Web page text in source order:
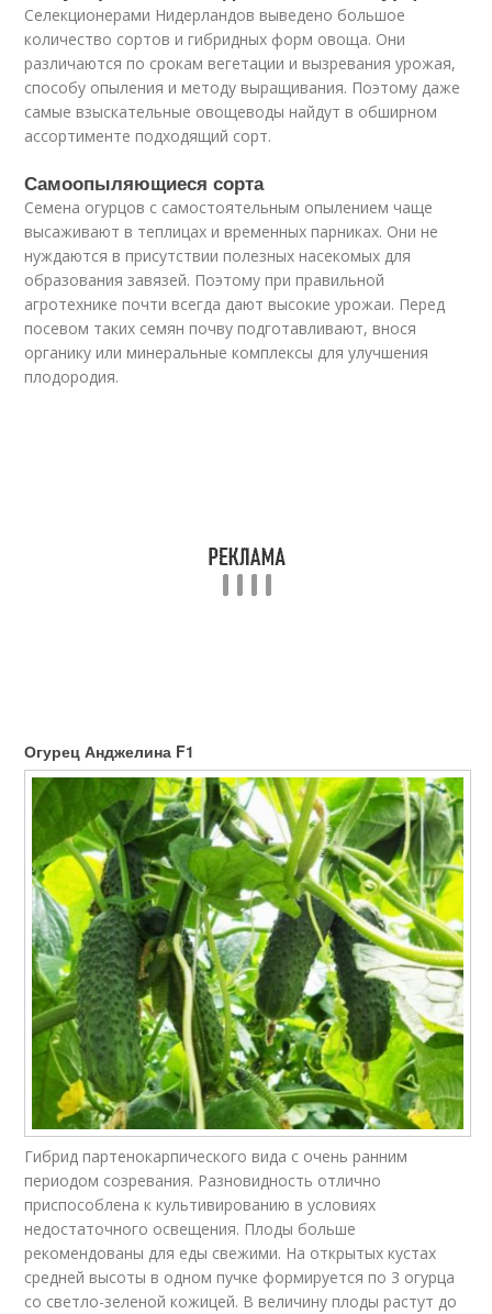
Селекционерами Нидерландов выведено большое
количество сортов и гибридных форм овоща. Они
различаются по срокам вегетации и вызревания урожая,
способу опыления и методу выращивания. Поэтому даже
самые взыскательные овощеводы найдут в обширном
ассортименте подходящий сорт.
Самоопыляющиеся сорта
Семена огурцов с самостоятельным опылением чаще
высаживают в теплицах и временных парниках. Они не
нуждаются в присутствии полезных насекомых для
образования завязей. Поэтому при правильной
агротехнике почти всегда дают высокие урожаи. Перед
посевом таких семян почву подготавливают, внося
органику или минеральные комплексы для улучшения
плодородия.
Огурец Анджелина F1
Гибрид партенокарпического вида с очень ранним
периодом созревания. Разновидность отлично
приспособлена к культивированию в условиях
недостаточного освещения. Плоды больше
рекомендованы для еды свежими. На открытых кустах
средней высоты в одном пучке формируется по 3 огурца
со светло-зеленой кожицей. В величину плоды растут до